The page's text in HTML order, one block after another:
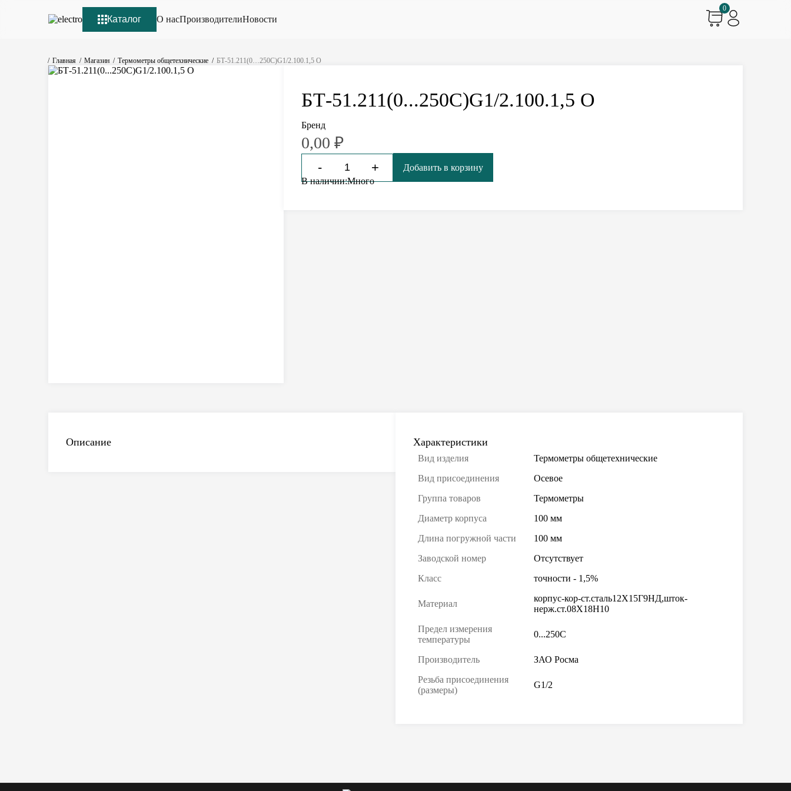
Каталог О насПроизводителиНовости
0
Главная Магазин Термометры общетехнические БТ-51.211(0…250С)G1/2.100.1,5 О
БТ-51.211(0...250С)G1/2.100.1,5 О
Бренд
0,00 ₽
- +
Добавить в корзину
В наличии:Много
Описание Характеристики
Вид изделия
Термометры общетехнические
Вид присоединения
Осевое
Группа товаров
Термометры
Диаметр корпуса
100 мм
Длина погружной части
100 мм
Заводской номер
Отсутствует
Класс
точности - 1,5%
Материал
корпус-кор-ст.сталь12Х15Г9НД,шток-
нерж.ст.08Х18Н10
Предел измерения
температуры
0...250C
Производитель
ЗАО Росма
Резьба присоединения
(размеры)
G1/2